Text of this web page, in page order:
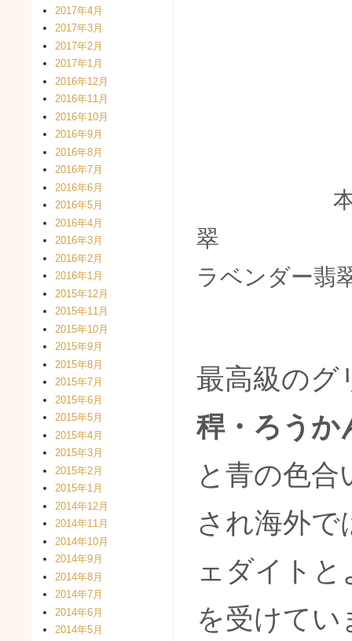
本
ラベンダー翡
最高級のグ
稈・ろうか
と青の色
され海外
ェダイト
を受けてい
2017年4月
2017年3月
2017年2月
2017年1月
2016年12月
2016年11月
2016年10月
2016年9月
2016年8月
2016年7月
2016年6月
2016年5月
2016年4月
2016年3月
2016年2月
2016年1月
2015年12月
2015年11月
2015年10月
2015年9月
2015年8月
2015年7月
2015年6月
2015年5月
2015年4月
2015年3月
2015年2月
2015年1月
2014年12月
2014年11月
2014年10月
2014年9月
2014年8月
2014年7月
2014年6月
2014年5月